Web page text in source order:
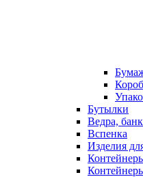
Бутылки
Ведра,
Вспенка
Изделия